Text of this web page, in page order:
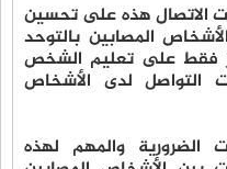
الاتصال هذه على تحسين
المصابين بالتوحد
فقط على تعليم الشخص
التواصل لدى الأشخاص
الضرورية والمهم لهذه